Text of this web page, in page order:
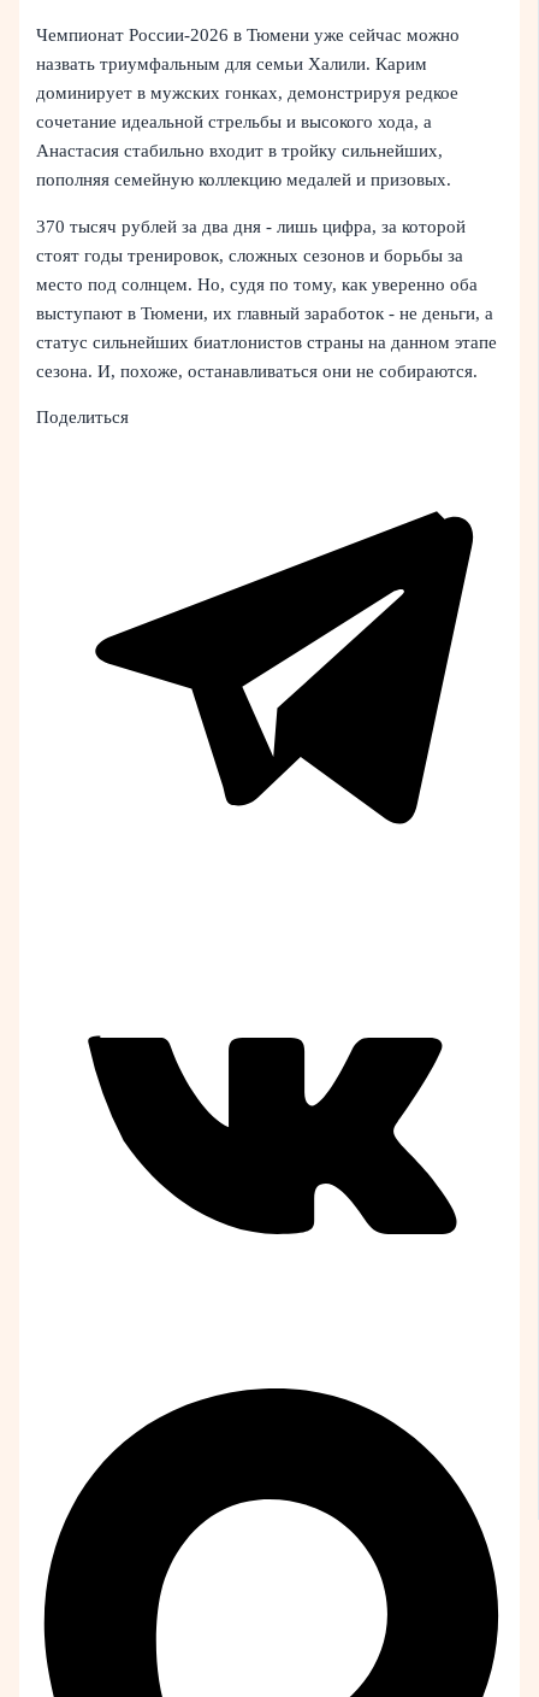
Чемпионат России-2026 в Тюмени уже сейчас можно
назвать триумфальным для семьи Халили. Карим
доминирует в мужских гонках, демонстрируя редкое
сочетание идеальной стрельбы и высокого хода, а
Анастасия стабильно входит в тройку сильнейших,
пополняя семейную коллекцию медалей и призовых.
370 тысяч рублей за два дня - лишь цифра, за которой
стоят годы тренировок, сложных сезонов и борьбы за
место под солнцем. Но, судя по тому, как уверенно оба
выступают в Тюмени, их главный заработок - не деньги, а
статус сильнейших биатлонистов страны на данном этапе
сезона. И, похоже, останавливаться они не собираются.
Поделиться